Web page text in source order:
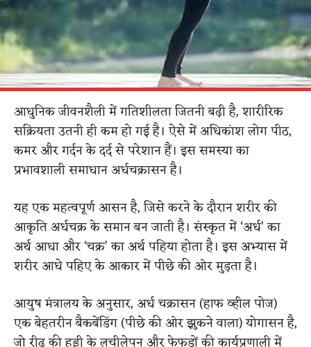
आधुनिक जीवनशैली में गतिशीलता जितनी बढ़ी है, शारीरिक
सक्रियता उतनी ही कम हो गई है। ऐसे में अधिकांश लोग पीठ,
कमर और गर्दन के दर्द से परेशान हैं। इस समस्या का
प्रभावशाली समाधान अर्धचक्रासन है।
यह एक महत्वपूर्ण आसन है, जिसे करने के दौरान शरीर की
आकृति अर्धचक्र के समान बन जाती है। संस्कृत में ‘अर्ध’ का
अर्थ आधा और ‘चक्र’ का अर्थ पहिया होता है। इस अभ्यास में
शरीर आधे पहिए के आकार में पीछे की ओर मुड़ता है।
आयुष मंत्रालय के अनुसार, अर्ध चक्रासन (हाफ व्हील पोज)
एक बेहतरीन बैकबेंडिंग (पीछे की ओर झुकने वाला) योगासन है,